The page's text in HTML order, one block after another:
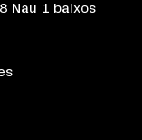
Nau 1 baixos